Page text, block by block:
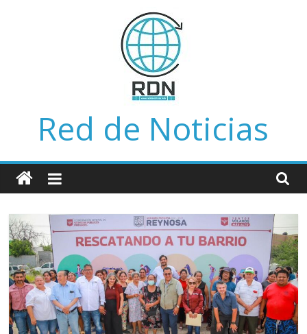
Red de Noticias